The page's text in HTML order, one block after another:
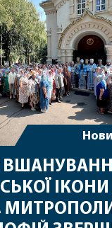
успіхів у
служінні. […]